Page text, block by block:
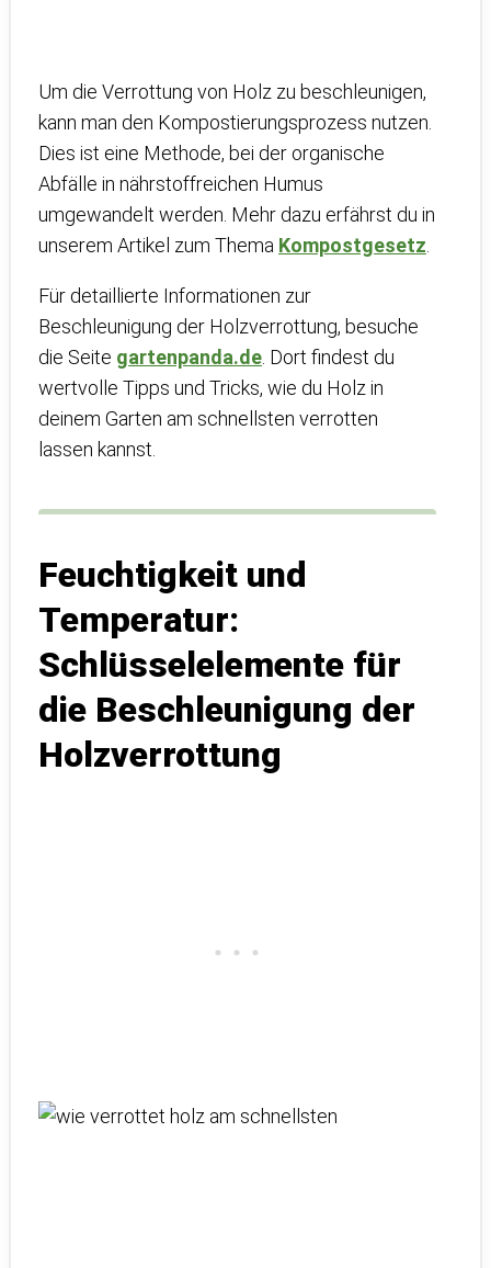
Um die Verrottung von Holz zu beschleunigen,
kann man den Kompostierungsprozess nutzen.
Dies ist eine Methode, bei der organische
Abfälle in nährstoffreichen Humus
umgewandelt werden. Mehr dazu erfährst du in
unserem Artikel zum Thema Kompostgesetz
Für detaillierte Informationen zur
Beschleunigung der Holzverrottung, besuche
die Seite gartenpanda.de . Dort findest du
wertvolle Tipps und Tricks, wie du Holz in
deinem Garten am schnellsten verrotten
lassen kannst.
Feuchtigkeit und
Temperatur:
Schlüsselelemente für
die Beschleunigung der
Holzverrottung